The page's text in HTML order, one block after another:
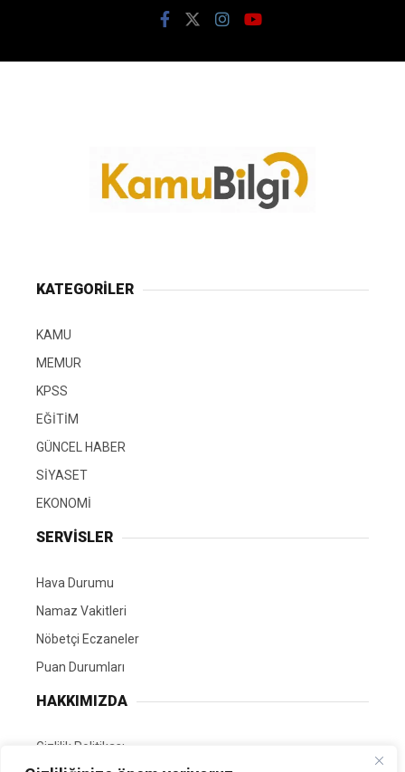
KATEGORİLER
KAMU
MEMUR
KPSS
EĞİTİM
GÜNCEL HABER
SİYASET
EKONOMİ
SERVİSLER
Hava Durumu
Namaz Vakitleri
Nöbetçi Eczaneler
Puan Durumları
HAKKIMIZDA
Gizlilik Politikası